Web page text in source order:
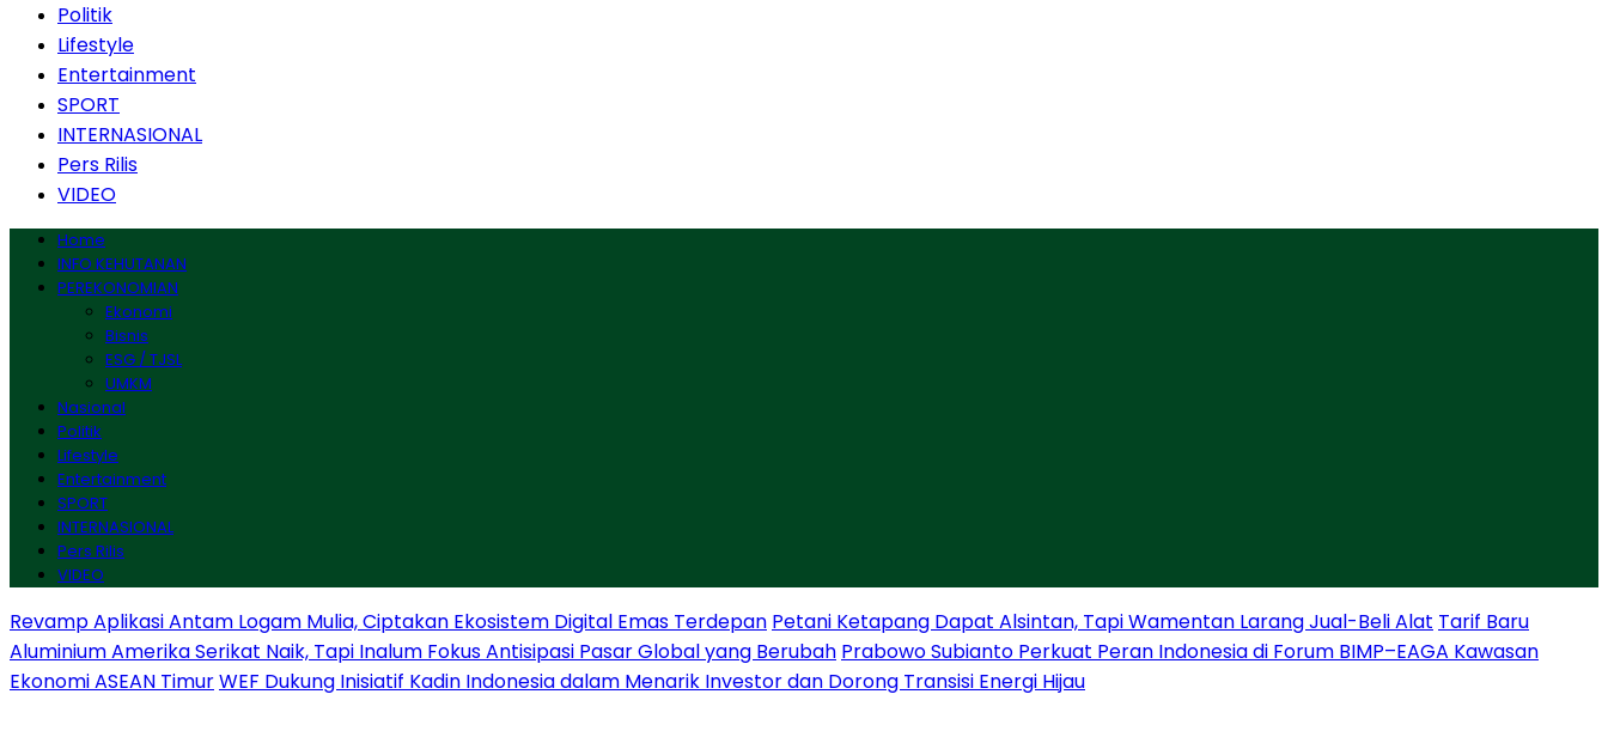
Politik
Lifestyle
Entertainment
SPORT
INTERNASIONAL
Pers Rilis
VIDEO
Home
INFO KEHUTANAN
PEREKONOMIAN
Ekonomi
Bisnis
ESG / TJSL
UMKM
Nasional
Politik
Lifestyle
Entertainment
SPORT
INTERNASIONAL
Pers Rilis
VIDEO
Revamp Aplikasi Antam Logam Mulia, Ciptakan Ekosistem Digital Emas Terdepan Petani Ketapang Dapat Alsintan, Tapi Wamentan Larang Jual-Beli Alat Tarif Baru
Aluminium Amerika Serikat Naik, Tapi Inalum Fokus Antisipasi Pasar Global yang Berubah Prabowo Subianto Perkuat Peran Indonesia di Forum BIMP–EAGA Kawasan
Ekonomi ASEAN TimurWEF Dukung Inisiatif Kadin Indonesia dalam Menarik Investor dan Dorong Transisi Energi Hijau